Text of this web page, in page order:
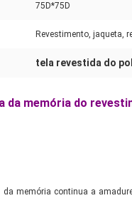
75D*75D
Revestimento, jaqueta,
tela revestida do
da memória do
memória continua a